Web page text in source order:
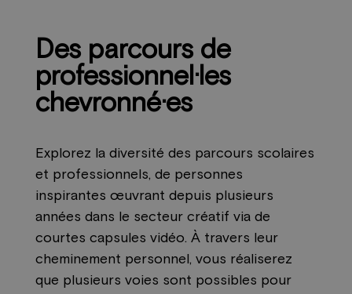
Des parcours de
professionnel·les
chevronné·es
Explorez la diversité des parcours scolaires
et professionnels, de personnes
inspirantes œuvrant depuis plusieurs
années dans le secteur créatif via de
courtes capsules vidéo. À travers leur
cheminement personnel, vous réaliserez
que plusieurs voies sont possibles pour